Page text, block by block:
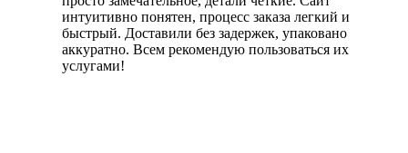
интуитивно понятен, процесс заказа легкий и
быстрый. Доставили без задержек, упаковано
аккуратно. Всем рекомендую пользоваться их
услугами!